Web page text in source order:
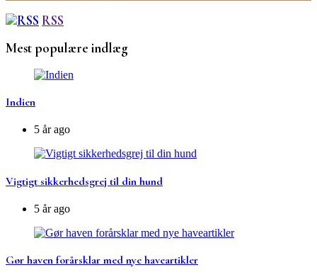
RSS
Mest populære indlæg
Indien
5 år ago
Vigtigt sikkerhedsgrej til din hund
5 år ago
Gør haven forårsklar med nye haveartikler